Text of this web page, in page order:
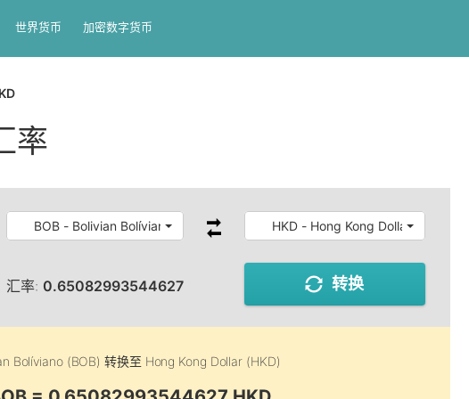
世界货币 加密数字货币
率
BOB - Bolivian Bolíviano HKD - Hong Kong Dollar
汇率: 0.65082993544627 转换
Bolíviano (BOB) 转换至 Hong Kong Dollar (HKD)